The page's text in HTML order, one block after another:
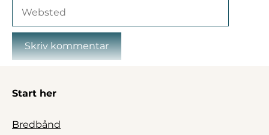
Websted
Start her
Bredbånd